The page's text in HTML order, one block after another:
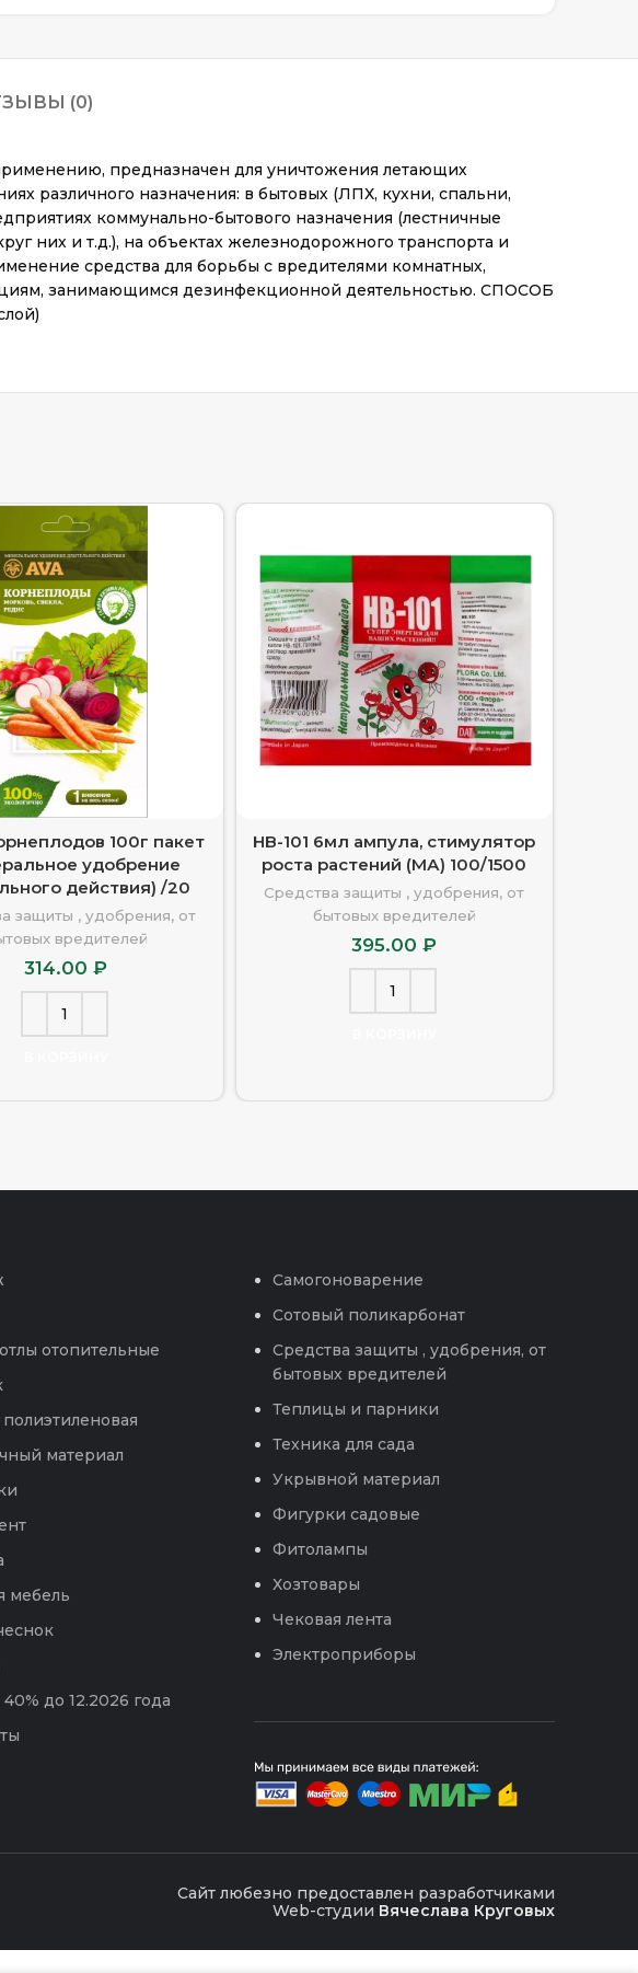
(0)
предназначен для уничтожения летающих
различного назначения: в бытовых (ЛПХ, кухни, спальни,
коммунально-бытового назначения (лестничные
них и т.д.), на объектах железнодорожного транспорта и
средства для борьбы с вредителями комнатных,
занимающимся дезинфекционной деятельностью. СПОСОБ
100г пакет
удобрение
действия) /20
защиты , удобрения, от
вредителей
314.00₽
HB-101 6мл ампула, стимулятор
роста растений (МА) 100/1500
Средства защиты , удобрения, от
бытовых вредителей
395.00₽
отопительные
материал
мебель
до 12.2026 года
Самогоноварение
Сотовый поликарбонат
Средства защиты , удобрения, от
бытовых вредителей
Теплицы и парники
Техника для сада
Укрывной материал
Фигурки садовые
Фитолампы
Хозтовары
Чековая лента
Электроприборы
Сайт любезно предоставлен разработчиками
Web-студии Вячеслава Круговых